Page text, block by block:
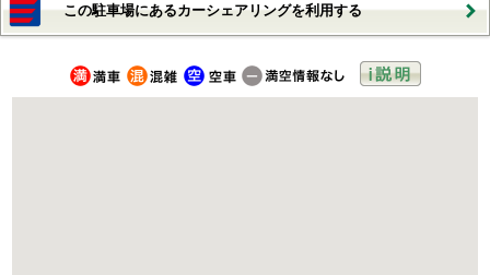
この駐車場にあるカーシェアリングを利用する